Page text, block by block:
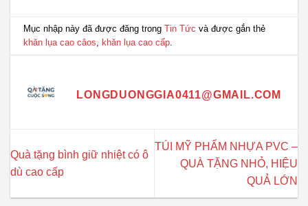
Mục nhập này đã được đăng trongTin Tức và được gắn thẻ
khăn lụa cao câos ,khăn lụa cao cấp
LONGDUONGGIA0411@GMAIL.COM
Quà tặng bình giữ nhiệt có ô
dù cao cấp
TÚI MỸ PHẨM NHỰA PVC –
QUÀ TẶNG NHỎ, HIỆU
QUẢ LỚN